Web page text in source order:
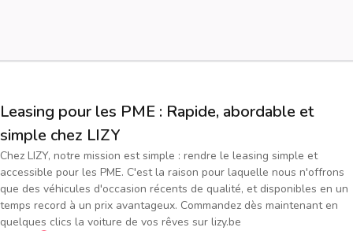
Leasing pour les PME : Rapide, abordable et
simple chez LIZY
Chez LIZY, notre mission est simple : rendre le leasing simple et
accessible pour les PME. C'est la raison pour laquelle nous n'offrons
que des véhicules d'occasion récents de qualité, et disponibles en un
temps record à un prix avantageux. Commandez dès maintenant en
quelques clics la voiture de vos rêves sur lizy.be